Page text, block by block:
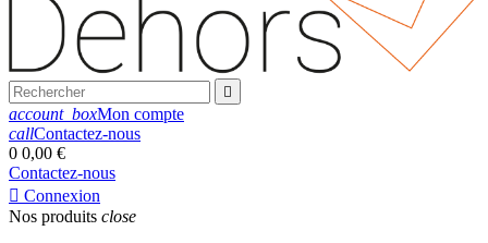

account_boxMon compte
callContactez-nous
0 0,00 €
Contactez-nous
 Connexion
Nos produits close